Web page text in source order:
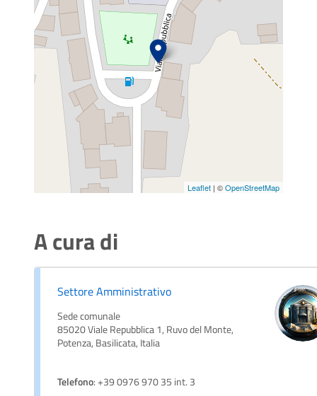
Leaflet | ©OpenStreetMap
A cura di
Settore Amministrativo
Sede comunale
85020 Viale Repubblica 1, Ruvo del Monte,
Potenza, Basilicata, Italia
Telefono: +39 0976 970 35 int. 3